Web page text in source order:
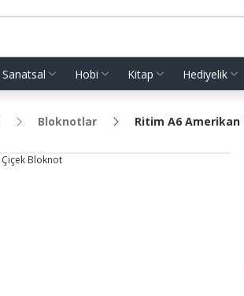
Sanatsal Hobi Kitap Hediyelik
Bloknotlar Ritim A6